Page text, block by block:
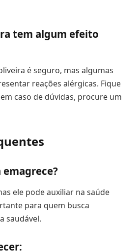
tem algum efeito
é seguro, mas algumas
reações alérgicas. Fique
caso de dúvidas, procure um
emagrece?
ele pode auxiliar na saúde
para quem busca
saudável.